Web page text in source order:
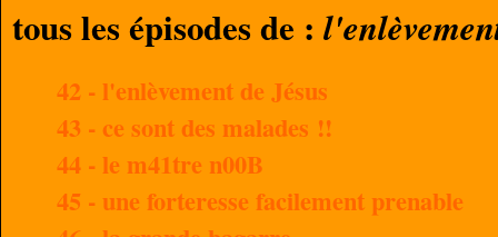
tous les épisodes de :
42 - l'enlèvement de Jésus
43 - ce sont des malades !!
44 - le m41tre n00B
45 - une forteresse facilement prenable